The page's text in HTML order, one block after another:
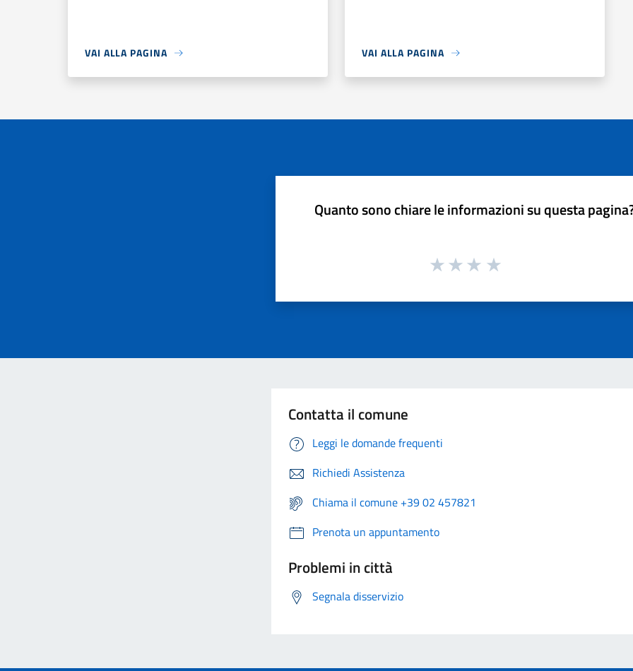
VAI ALLA PAGINA VAI ALLA PAGINA
Quanto sono chiare le informazioni su questa
Contatta il comune
Leggi le domande frequenti
Richiedi Assistenza
Chiama il comune +39 02 457821
Prenota un appuntamento
Problemi in città
Segnala disservizio